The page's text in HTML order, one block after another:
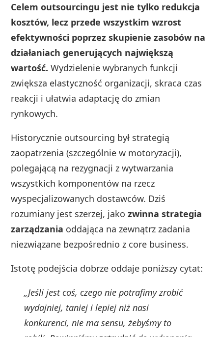
Celem outsourcingu jest nie tylko redukcja
kosztów, lecz przede wszystkim wzrost
efektywności poprzez skupienie zasobów na
działaniach generujących największą
wartość. Wydzielenie wybranych funkcji
zwiększa elastyczność organizacji, skraca czas
reakcji i ułatwia adaptację do zmian
rynkowych.
Historycznie outsourcing był strategią
zaopatrzenia (szczególnie w motoryzacji),
polegającą na rezygnacji z wytwarzania
wszystkich komponentów na rzecz
wyspecjalizowanych dostawców. Dziś
rozumiany jest szerzej, jakozwinna strategia
zarządzania oddająca na zewnątrz zadania
niezwiązane bezpośrednio z core business.
Istotę podejścia dobrze oddaje poniższy cytat:
„Jeśli jest coś, czego nie potrafimy zrobić
wydajniej, taniej i lepiej niż nasi
konkurenci, nie ma sensu, żebyśmy to